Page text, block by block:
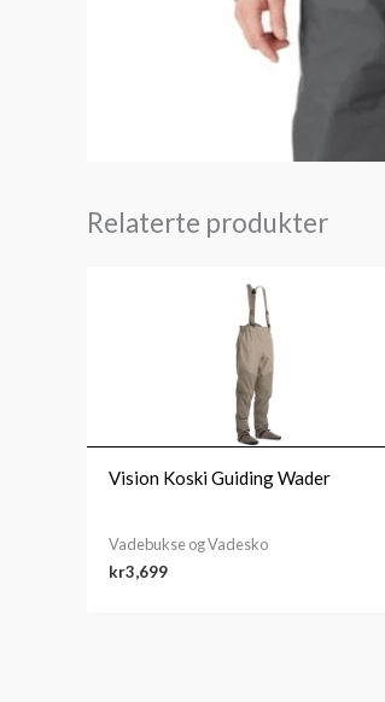
Relaterte produkter
Vision Koski Guiding Wader
Vadebukse og Vadesko
kr3,699